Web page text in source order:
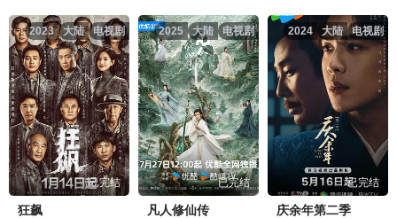
电视剧
大陆
2023
已完结
狂飙
电视剧
大陆
2025
已完结
凡人修仙传
电视剧
大陆
2024
已完结
庆余年第二季